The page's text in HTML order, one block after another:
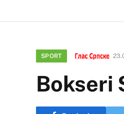
SPORT
Bokseri